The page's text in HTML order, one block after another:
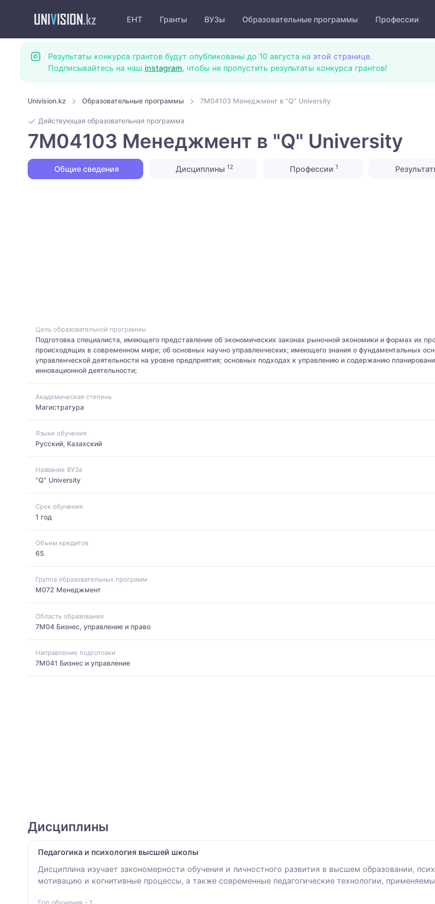
ЕНТ Гранты ВУЗы Образовательные программы Профессии
Результаты конкурса грантов будут опубликованы до 10 августа на этой странице.
Подписывайтесь на наш instagram, чтобы не пропустить результаты конкурса грантов!
Univision.kz Образовательные программы 7M04103 Менеджмент в "Q" University
Действующая образовательная программа
7M04103 Менеджмент в "Q" University
Общие сведения Дисциплины 12 Профессии 1
Цель образовательной программы
Подготовка специалиста, имеющего представление об экономических законах рыночной экономики и формах их
происходящих в современном мире; об основных научно управленческих; имеющего знания о фундаментальных
управленческой деятельности на уровне предприятия; основных подходах к управлению и содержанию
инновационной деятельности;
Академическая степень
Магистратура
Языки обучения
Русский, Казахский
Название ВУЗа
"Q" University
Срок обучения
1 год
Объем кредитов
65
Группа образовательных программ
M072 Менеджмент
Область образования
7M04 Бизнес, управление и право
Направление подготовки
7M041 Бизнес и управление
Дисциплины
Педагогика и психология высшей школы
Дисциплина изучает закономерности обучения и личностного развития в высшем образовании,
мотивацию и когнитивные процессы, а также современные педагогические технологии,